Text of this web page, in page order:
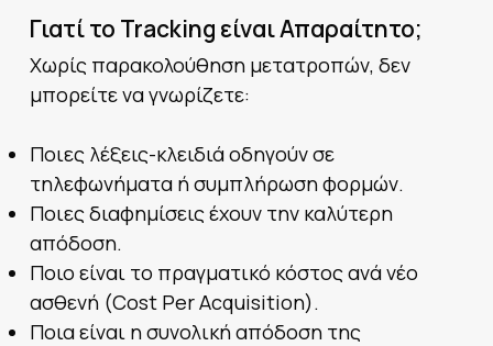
Γιατί το Tracking είναι Απαραίτητο;
Χωρίς παρακολούθηση μετατροπών, δεν
μπορείτε να γνωρίζετε:
Ποιες λέξεις-κλειδιά οδηγούν σε
τηλεφωνήματα ή συμπλήρωση φορμών.
Ποιες διαφημίσεις έχουν την καλύτερη
απόδοση.
Ποιο είναι το πραγματικό κόστος ανά νέο
ασθενή (Cost Per Acquisition).
Ποια είναι η συνολική απόδοση της